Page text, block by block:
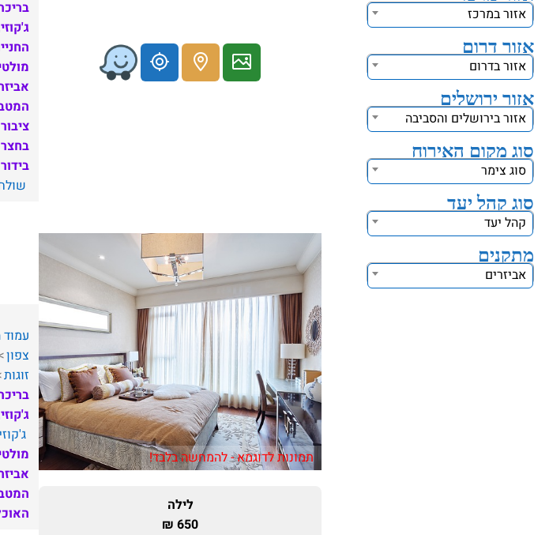
אזור במרכז
אזור דרום
אזור בדרום
אזור ירושלים
אזור בירושלים והסביבה
סוג מקום האירוח
סוג צימר
סוג קהל יעד
קהל יעד
מתקנים
אביזרים
תמונות לדוגמא - להמחשה בלבד!
לילה
650 ₪
צפון
זוגות